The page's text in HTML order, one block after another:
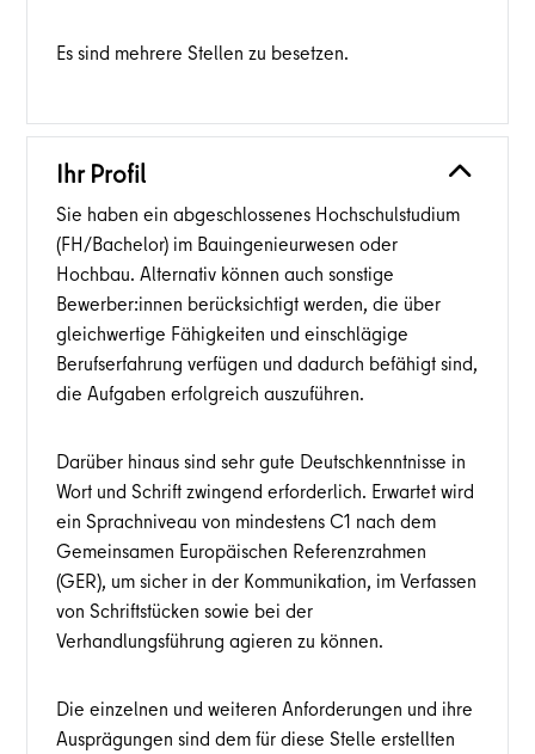
Es sind mehrere Stellen zu besetzen.
Ihr Profil
Sie haben ein abgeschlossenes Hochschulstudium
(FH/Bachelor) im Bauingenieurwesen oder
Hochbau. Alternativ können auch sonstige
Bewerber:innen berücksichtigt werden, die über
gleichwertige Fähigkeiten und einschlägige
Berufserfahrung verfügen und dadurch befähigt sind,
die Aufgaben erfolgreich auszuführen.
Darüber hinaus sind sehr gute Deutschkenntnisse in
Wort und Schrift zwingend erforderlich. Erwartet wird
ein Sprachniveau von mindestens C1 nach dem
Gemeinsamen Europäischen Referenzrahmen
(GER), um sicher in der Kommunikation, im Verfassen
von Schriftstücken sowie bei der
Verhandlungsführung agieren zu können.
Die einzelnen und weiteren Anforderungen und ihre
Ausprägungen sind dem für diese Stelle erstellten